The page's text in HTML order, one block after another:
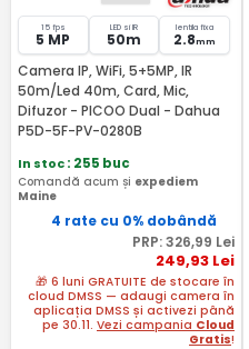
15 fps
5 MP
LED si IR
50m
lentila fixa
2.8mm
Camera IP, WiFi, 5+5MP, IR
50m/Led 40m, Card, Mic,
Difuzor - PICOO Dual - Dahua
P5D-5F-PV-0280B
In stoc: 255 buc
Comandă acum și expediem
Maine
4 rate cu 0% dobândă
PRP:326,99 Lei
249,93Lei
🎁 6 luni GRATUITE de stocare în
cloud DMSS — adaugi camera în
aplicația DMSS și activezi până
pe 30.11. Vezi campania Cloud
Gratis!